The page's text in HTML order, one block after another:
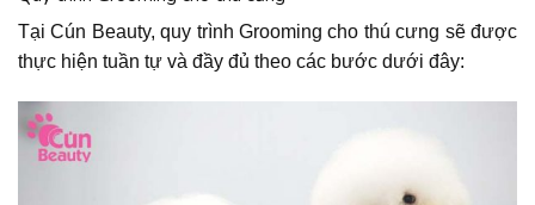
Tại Cún Beauty, quy trình Grooming cho thú cưng sẽ được
thực hiện tuần tự và đầy đủ theo các bước dưới đây: